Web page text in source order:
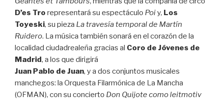
D’es Tro representará su espectáculo Poiy, Los
Toyeski, su pieza La travesía temporal de Martín
Ruidero. La música también sonará en el corazón de la
localidad ciudadrealeña gracias al Coro de Jóvenes de
Madrid, a los que dirigirá
Juan Pablo de Juan, y a dos conjuntos musicales
manchegos: la Orquesta Filarmónica de La Mancha
(OFMAN), con su concierto Don Quijote como leitmotiv